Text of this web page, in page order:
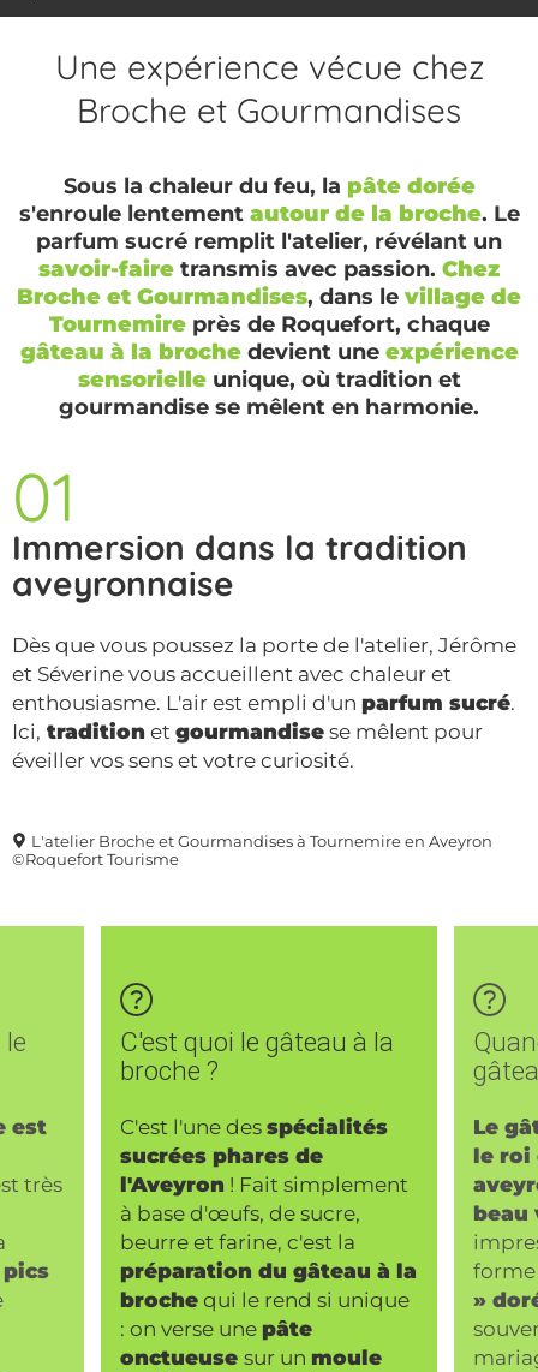
Une expérience vécue chez
Broche et Gourmandises
Sous la chaleur du feu, la pâte dorée
s'enroule lentement autour de la broche. Le
parfum sucré remplit l'atelier, révélant un
savoir-faire transmis avec passion. Chez
Broche et Gourmandises, dans le village de
Tournemire près de Roquefort, chaque
gâteau à la brochedevient une expérience
sensorielleunique, où tradition et
gourmandise se mêlent en harmonie.
L'atelier Broche et Gourmandises à Tournemire en Aveyron
©Roquefort Tourisme
01
Immersion dans la tradition
aveyronnaise
Dès que vous poussez la porte de l'atelier, Jérôme
et Séverine vous accueillent avec chaleur et
enthousiasme. L'air est empli d'un parfum sucré.
Ici, tradition et gourmandise se mêlent pour
éveiller vos sens et votre curiosité.
est
très
pics
C'est quoi le gâteau à la
broche ?
C'est l'une des spécialités
sucrées phares de
l'Aveyron ! Fait simplement
à base d'œufs, de sucre,
beurre et farine, c'est la
préparation du gâteau à la
broche qui le rend si unique
: on verse une pâte
onctueuse sur un moule
Le
le roi
beau
»